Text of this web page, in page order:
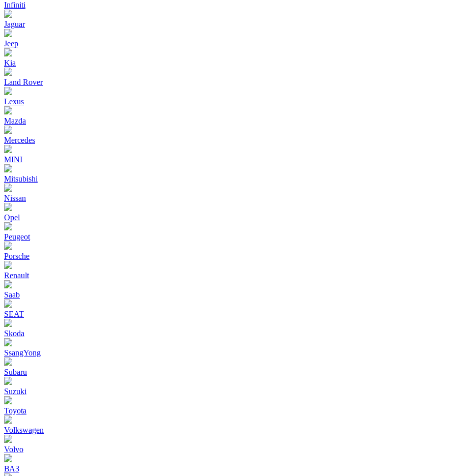
Infiniti
Jaguar
Jeep
Kia
Land Rover
Lexus
Mazda
Mercedes
MINI
Mitsubishi
Nissan
Opel
Peugeot
Porsche
Renault
Saab
SEAT
Skoda
SsangYong
Subaru
Suzuki
Toyota
Volkswagen
Volvo
ВАЗ